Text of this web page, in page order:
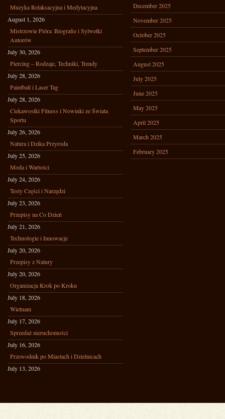
Muzyka Relaksacyjna i Medytacyjna
August 1, 2026
Mistrzowie Pióra: Biografie i Sylwetki
Autorów
July 30, 2026
Piercing – Rodzaje, Techniki, Trendy
July 28, 2026
Paintball i Laser Tag
July 28, 2026
Ciekawostki Fitness i Nowinki ze Świata
Sportu
July 26, 2026
Natura i Dzika Przyroda
July 25, 2026
Moda i Wartości
July 24, 2026
Testy Części i Narzędzi
July 23, 2026
Przepisy na Co Dzień
July 21, 2026
Technologie i Innowacje
July 20, 2026
Przepisy z Natury
July 20, 2026
Organizacja Krok po Kroku
July 18, 2026
Wietnam
July 17, 2026
Sprzedaż nieruchomości
July 16, 2026
Przewodnik po Miastach i Dzielnicach
July 13, 2026
December 2025
November 2025
October 2025
September 2025
August 2025
July 2025
June 2025
May 2025
April 2025
March 2025
February 2025